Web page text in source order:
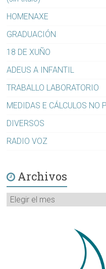
HOMENAXE
GRADUACIÓN
18 DE XUÑO
ADEUS A INFANTIL
TRABALLO LABORATORIO
MEDIDAS E CÁLCULOS NO
DIVERSOS
RADIO VOZ
Archivos
Archivos